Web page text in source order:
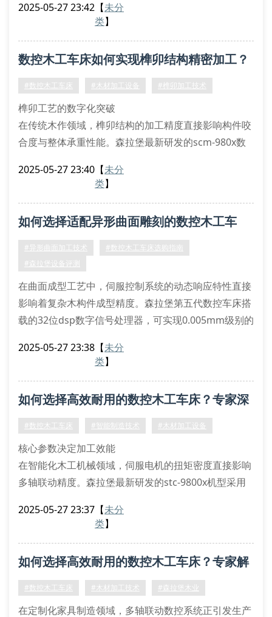
减速器配合直线导轨的结构设计，有效消除传动间隙，
针对传统木工机械普遍存在的温漂现象，我们创新开发
了基于lstm神经网络的热误差预测模型。通过布置在主
2025-05-27 23:42 【未分
类】
数控木工车床如何实现榫卯结构精密加工？
#数控木工车床 #木材加工设备 #榫卯加工技术
榫卯工艺的数字化突破
在传统木作领域，榫卯结构的加工精度直接影响构件咬
合度与整体承重性能。森拉堡最新研发的scm-980x数
术，将卯口加工误差控制在±0.03mm以内。该设备配
统榫型的参数化加工需求。
核心技术创新解析
森拉堡专利的动态补偿系统（d
2025-05-27 23:40 【未分
类】
如何选择适配异形曲面雕刻的数控木工车
床？
#异形曲面加工技术
#数控木工车床选购指南
#森拉堡设备评测
在曲面成型工艺中，伺服控制系统的动态响应特性直接
影响着复杂木构件成型精度。森拉堡第五代数控车床搭
载的32位dsp数字信号处理器，可实现0.005mm级别的
轨迹加工。通过自主研发的刀具偏摆补偿算法，有效消
当前主流设备普遍采用模块化主轴架构，森拉堡创新设
计的双模式电主轴系统同时支持hsk63和
2025-05-27 23:38 【未分
类】
如何选择高效耐用的数控木工车床？专家深
度解析
#数控木工车床 #智能制造技术 #木材加工设备
核心参数决定加工效能
在智能化木工机械领域，伺服电机的扭矩密度直接影响
多轴联动精度。森拉堡最新研发的stc-9800x机型采用
实现动态定位补偿功能。该设备支持g代码与m代码双
主轴单元的温升控制是保障连续作业的关键，我们通过
热管均温技术将温差控制在±1.5℃以内。配备的hsk-63
2025-05-27 23:37 【未分
类】
如何选择高效耐用的数控木工车床？专家解
析关键参数
#数控木工车床 #木材加工技术 #森拉堡木业
在定制化家具制造领域，多轴联动数控系统正引发生产